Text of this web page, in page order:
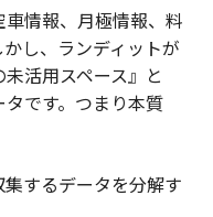
車情報、月極情報、料
し、ランディットが
活用スペース』と
タです。つまり本質
するデータを分解す